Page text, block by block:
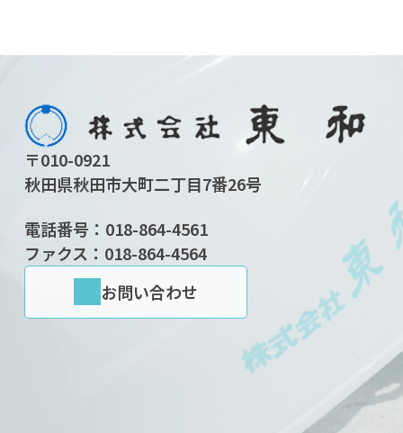
〒010-0921
秋田県秋田市大町二丁目7番26号
電話番号： 018-864-4561
ファクス：018-864-4564
お問い合わせ